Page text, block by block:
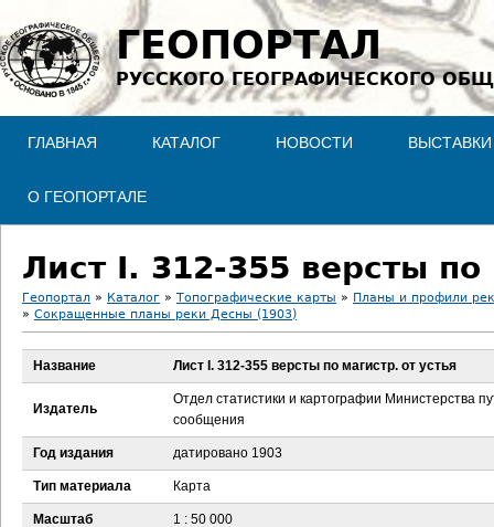
Jump to navigation
ГЕОПОРТАЛ
РУССКОГО ГЕОГРАФИЧЕСКОГО
ГЛАВНАЯ КАТАЛОГ НОВОСТИ ВЫСТАВКИ
О ГЕОПОРТАЛЕ
Лист I. 312-355 версты по
В
ы
д
е
Геопортал » Каталог » Топографические карты » Планы и профили
» Сокращенные планы реки Десны (1903)
Название Лист I. 312-355 версты по магистр. от устья
Издатель
Отдел статистики и картографии Министерства
сообщения
Год издания датировано 1903
Тип материала Карта
Масштаб 1 : 50 000